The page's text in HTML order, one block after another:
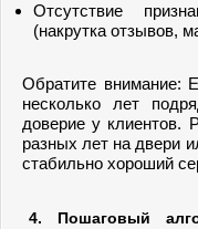
Отсутствие
(накрутка отзывов,
Обратите внимание:
несколько лет
доверие у клиентов.
разных лет на двери
стабильно хороший
4. Пошаговый